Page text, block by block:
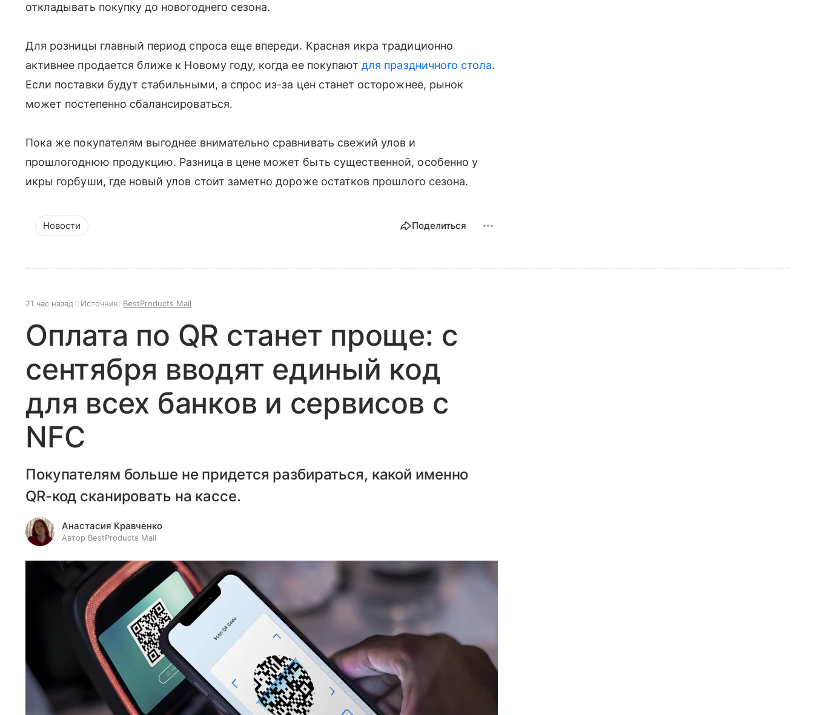
откладывать покупку до новогоднего сезона.
Для розницы главный период спроса еще впереди. Красная икра традиционно
активнее продается ближе к Новому году, когда ее покупаютдля праздничного стола.
Если поставки будут стабильными, а спрос из-за цен станет осторожнее, рынок
может постепенно сбалансироваться.
Пока же покупателям выгоднее внимательно сравнивать свежий улов и
прошлогоднюю продукцию. Разница в цене может быть существенной, особенно у
икры горбуши, где новый улов стоит заметно дороже остатков прошлого сезона.
Новости Поделиться
21 час назад Источник: BestProducts Mail
Оплата по QR станет проще: с
сентября вводят единый код
для всех банков и сервисов с
NFC
Покупателям больше не придется разбираться, какой именно
QR-код сканировать на кассе.
Анастасия Кравченко
Автор BestProducts Mail